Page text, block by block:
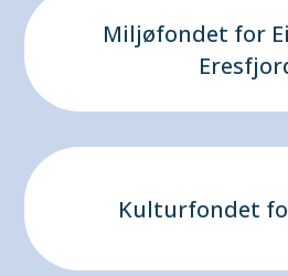
Miljøfondet for
Kulturfondet